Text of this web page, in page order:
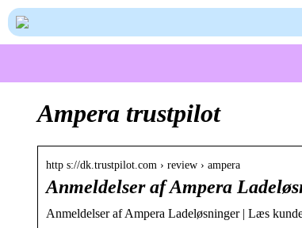
Ampera trustpilot
http s://dk.trustpilot.com › review › ampera
Anmeldelser af Ampera
Anmeldelser af Ampera Ladeløsninger | Læs